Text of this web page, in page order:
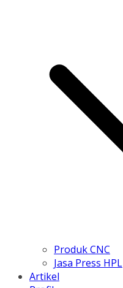
Produk CNC
Jasa Press HPL
Artikel